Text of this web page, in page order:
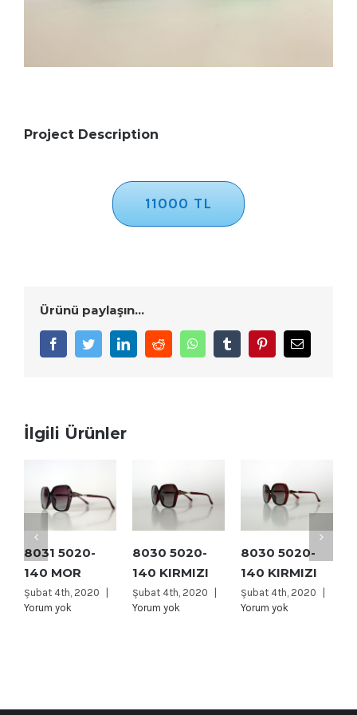
Project Description
11000 TL
Ürünü paylaşın...
FacebookTwitterLinkedInReddit WhatsAppTumblr PinterestE-
posta
İlgili Ürünler
8031 5020-
140 MOR
Şubat 4th, 2020
|
Yorum yok
8030 5020-
140 KIRMIZI
Şubat 4th, 2020
|
Yorum yok
8030 5020-
140 KIRMIZI
Şubat 4th, 2020
|
Yorum yok